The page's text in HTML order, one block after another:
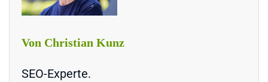
Von Christian Kunz
SEO-Experte.